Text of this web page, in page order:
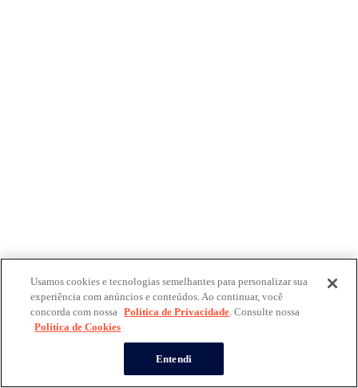
Usamos cookies e tecnologias semelhantes para personalizar sua
experiência com anúncios e conteúdos. Ao continuar, você
concorda com nossa Política de Privacidade. Consulte nossa
Política de Cookies
Entendi